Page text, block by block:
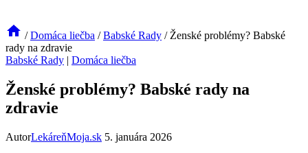
/ Domáca liečba / Babské Rady / Ženské problémy? Babské
rady na zdravie
Babské Rady | Domáca liečba
Ženské problémy? Babské rady na
zdravie
AutorLekáreňMoja.sk 5. januára 2026